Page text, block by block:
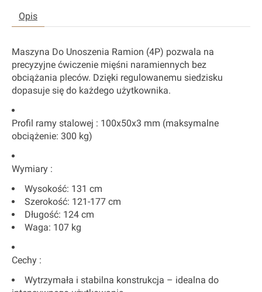
Opis
Maszyna Do Unoszenia Ramion (4P) pozwala na
precyzyjne ćwiczenie mięśni naramiennych bez
obciążania pleców. Dzięki regulowanemu siedzisku
dopasuje się do każdego użytkownika.
Profil ramy stalowej : 100x50x3 mm (maksymalne
obciążenie: 300 kg)
Wymiary :
Wysokość: 131 cm
Szerokość: 121-177 cm
Długość: 124 cm
Waga: 107 kg
Cechy :
Wytrzymała i stabilna konstrukcja – idealna do